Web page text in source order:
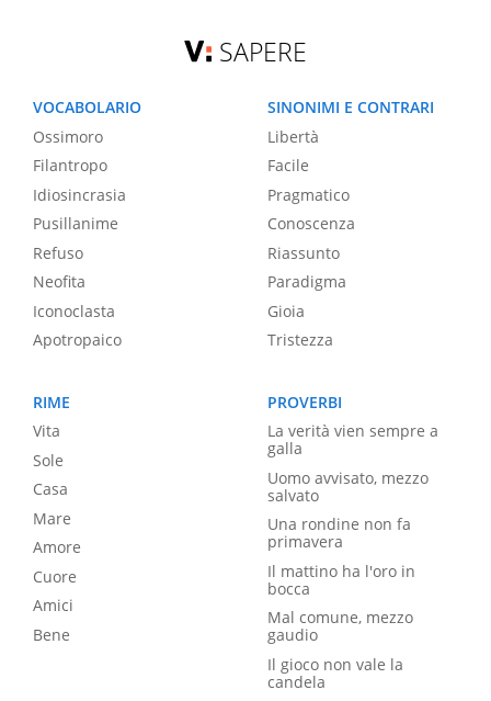
SAPERE
VOCABOLARIO
Ossimoro
Filantropo
Idiosincrasia
Pusillanime
Refuso
Neofita
Iconoclasta
Apotropaico
SINONIMI E CONTRARI
Libertà
Facile
Pragmatico
Conoscenza
Riassunto
Paradigma
Gioia
Tristezza
RIME
Vita
Sole
Casa
Mare
Amore
Cuore
Amici
Bene
PROVERBI
La verità vien sempre a
galla
Uomo avvisato, mezzo
salvato
Una rondine non fa
primavera
Il mattino ha l'oro in
bocca
Mal comune, mezzo
gaudio
Il gioco non vale la
candela